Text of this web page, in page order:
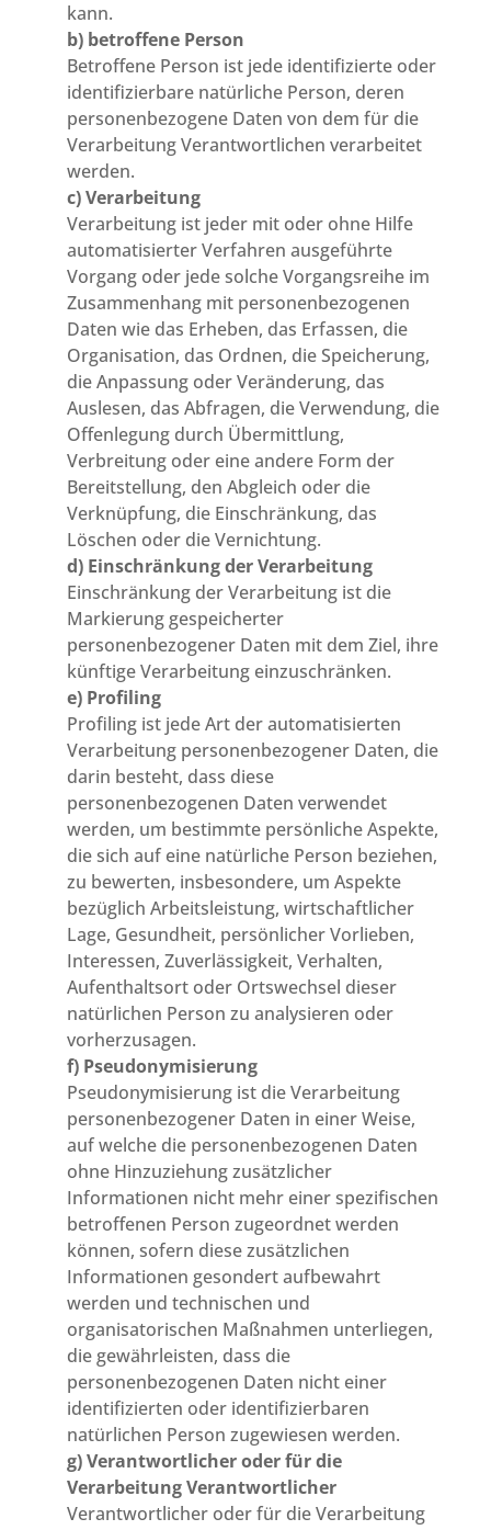
kann.
b) betroffene Person
Betroffene Person ist jede identifizierte oder
identifizierbare natürliche Person, deren
personenbezogene Daten von dem für die
Verarbeitung Verantwortlichen verarbeitet
werden.
c) Verarbeitung
Verarbeitung ist jeder mit oder ohne Hilfe
automatisierter Verfahren ausgeführte
Vorgang oder jede solche Vorgangsreihe im
Zusammenhang mit personenbezogenen
Daten wie das Erheben, das Erfassen, die
Organisation, das Ordnen, die Speicherung,
die Anpassung oder Veränderung, das
Auslesen, das Abfragen, die Verwendung, die
Offenlegung durch Übermittlung,
Verbreitung oder eine andere Form der
Bereitstellung, den Abgleich oder die
Verknüpfung, die Einschränkung, das
Löschen oder die Vernichtung.
d) Einschränkung der Verarbeitung
Einschränkung der Verarbeitung ist die
Markierung gespeicherter
personenbezogener Daten mit dem Ziel, ihre
künftige Verarbeitung einzuschränken.
e) Profiling
Profiling ist jede Art der automatisierten
Verarbeitung personenbezogener Daten, die
darin besteht, dass diese
personenbezogenen Daten verwendet
werden, um bestimmte persönliche Aspekte,
die sich auf eine natürliche Person beziehen,
zu bewerten, insbesondere, um Aspekte
bezüglich Arbeitsleistung, wirtschaftlicher
Lage, Gesundheit, persönlicher Vorlieben,
Interessen, Zuverlässigkeit, Verhalten,
Aufenthaltsort oder Ortswechsel dieser
natürlichen Person zu analysieren oder
vorherzusagen.
f) Pseudonymisierung
Pseudonymisierung ist die Verarbeitung
personenbezogener Daten in einer Weise,
auf welche die personenbezogenen Daten
ohne Hinzuziehung zusätzlicher
Informationen nicht mehr einer spezifischen
betroffenen Person zugeordnet werden
können, sofern diese zusätzlichen
Informationen gesondert aufbewahrt
werden und technischen und
organisatorischen Maßnahmen unterliegen,
die gewährleisten, dass die
personenbezogenen Daten nicht einer
identifizierten oder identifizierbaren
natürlichen Person zugewiesen werden.
g) Verantwortlicher oder für die
Verarbeitung Verantwortlicher
Verantwortlicher oder für die Verarbeitung